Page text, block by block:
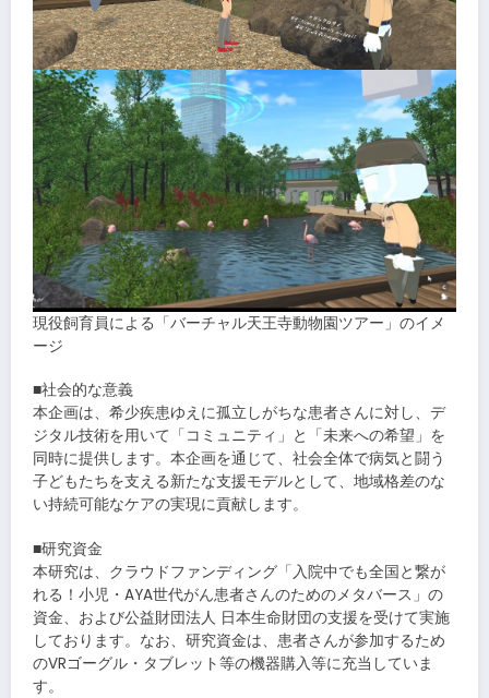
現役飼育員による「バーチャル天王寺動物園ツアー」のイメ
ージ
■社会的な意義
本企画は、希少疾患ゆえに孤立しがちな患者さんに対し、デ
ジタル技術を用いて「コミュニティ」と「未来への希望」を
同時に提供します。本企画を通じて、社会全体で病気と闘う
子どもたちを支える新たな支援モデルとして、地域格差のな
い持続可能なケアの実現に貢献します。
■研究資金
本研究は、クラウドファンディング「入院中でも全国と繋が
れる！小児・AYA世代がん患者さんのためのメタバース」の
資金、および公益財団法人 日本生命財団の支援を受けて実施
しております。なお、研究資金は、患者さんが参加するため
のVRゴーグル・タブレット等の機器購入等に充当していま
す。